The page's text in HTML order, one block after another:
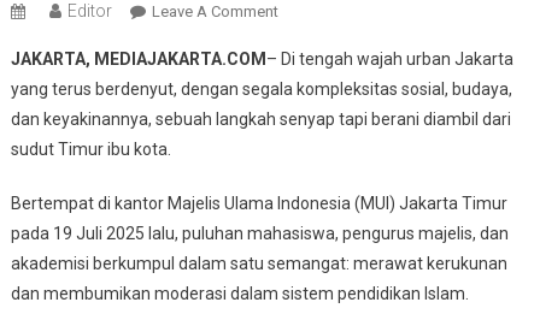
Editor Leave A CommentOn
Dan
MUI
Jakarta
Kerukunan
Umat
Melalui
Pendidikan
JAKARTA, MEDIAJAKARTA.COM – Di tengah wajah urban Jakarta
yang terus berdenyut, dengan segala kompleksitas sosial, budaya,
dan keyakinannya, sebuah langkah senyap tapi berani diambil dari
sudut Timur ibu kota.
Bertempat di kantor Majelis Ulama Indonesia (MUI) Jakarta Timur
pada 19 Juli 2025 lalu, puluhan mahasiswa, pengurus majelis, dan
akademisi berkumpul dalam satu semangat: merawat kerukunan
dan membumikan moderasi dalam sistem pendidikan Islam.